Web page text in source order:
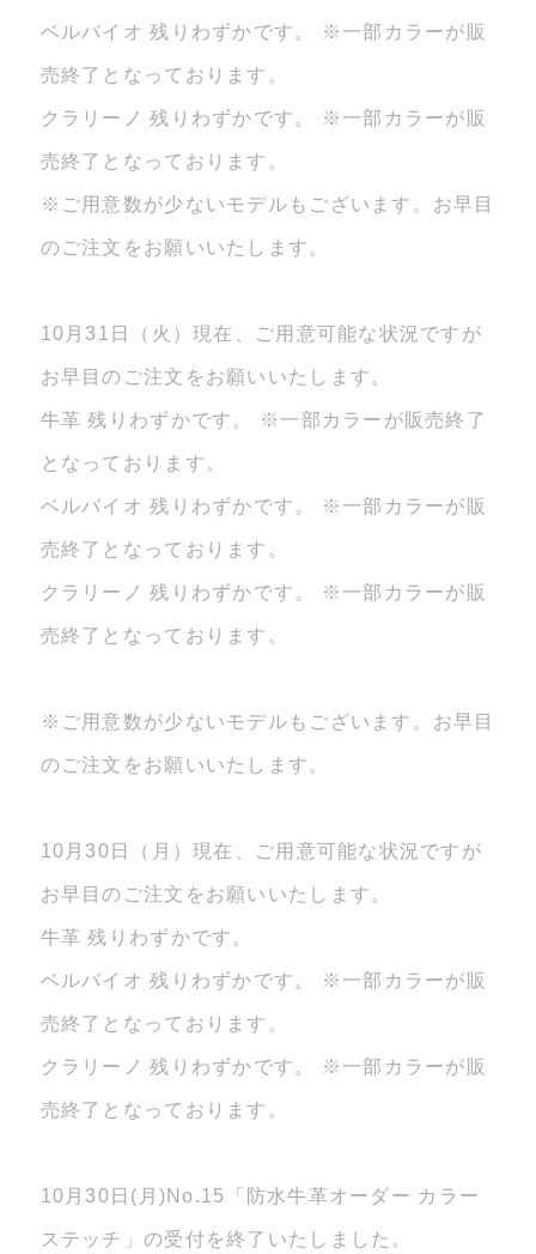
ベルバイオ 残りわずかです。 ※一部カラーが販
売終了となっております。
クラリーノ 残りわずかです。 ※一部カラーが販
売終了となっております。
※ご用意数が少ないモデルもございます。お早目
のご注文をお願いいたします。
10月31日（火）現在、ご用意可能な状況ですが
お早目のご注文をお願いいたします。
牛革 残りわずかです。 ※一部カラーが販売終了
となっております。
ベルバイオ 残りわずかです。 ※一部カラーが販
売終了となっております。
クラリーノ 残りわずかです。 ※一部カラーが販
売終了となっております。
※ご用意数が少ないモデルもございます。お早目
のご注文をお願いいたします。
10月30日（月）現在、ご用意可能な状況ですが
お早目のご注文をお願いいたします。
牛革 残りわずかです。
ベルバイオ 残りわずかです。 ※一部カラーが販
売終了となっております。
クラリーノ 残りわずかです。 ※一部カラーが販
売終了となっております。
10月30日(月)No.15「防水牛革オーダー カラー
ステッチ」の受付を終了いたしました。